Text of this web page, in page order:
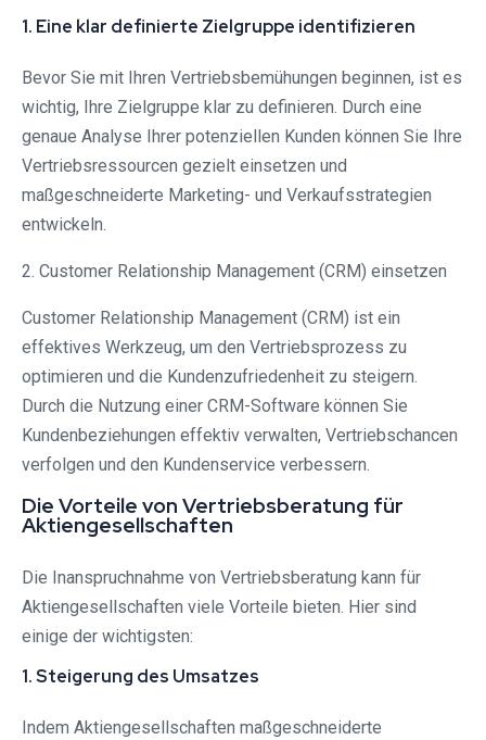
1. Eine klar definierte Zielgruppe identifizieren
Bevor Sie mit Ihren Vertriebsbemühungen beginnen, ist es
wichtig, Ihre Zielgruppe klar zu definieren. Durch eine
genaue Analyse Ihrer potenziellen Kunden können Sie Ihre
Vertriebsressourcen gezielt einsetzen und
maßgeschneiderte Marketing- und Verkaufsstrategien
entwickeln.
2. Customer Relationship Management (CRM) einsetzen
Customer Relationship Management (CRM) ist ein
effektives Werkzeug, um den Vertriebsprozess zu
optimieren und die Kundenzufriedenheit zu steigern.
Durch die Nutzung einer CRM-Software können Sie
Kundenbeziehungen effektiv verwalten, Vertriebschancen
verfolgen und den Kundenservice verbessern.
Die Vorteile von Vertriebsberatung für
Aktiengesellschaften
Die Inanspruchnahme von Vertriebsberatung kann für
Aktiengesellschaften viele Vorteile bieten. Hier sind
einige der wichtigsten:
1. Steigerung des Umsatzes
Indem Aktiengesellschaften maßgeschneiderte